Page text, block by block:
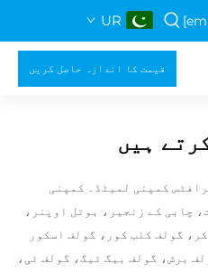
UR
قیمت کا اندازہ حاصل کریں
ہیں
کمپنی لمیٹڈ۔ کمپنی
چابی کے زنجیر، بوتل اوپنر،
گولف کلب کور، گولف اسکور
برش، گولف بیگ ٹیگ، گولف ٹی،